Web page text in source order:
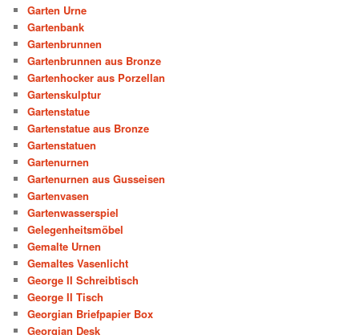
Garten Urne
Gartenbank
Gartenbrunnen
Gartenbrunnen aus Bronze
Gartenhocker aus Porzellan
Gartenskulptur
Gartenstatue
Gartenstatue aus Bronze
Gartenstatuen
Gartenurnen
Gartenurnen aus Gusseisen
Gartenvasen
Gartenwasserspiel
Gelegenheitsmöbel
Gemalte Urnen
Gemaltes Vasenlicht
George II Schreibtisch
George II Tisch
Georgian Briefpapier Box
Georgian Desk